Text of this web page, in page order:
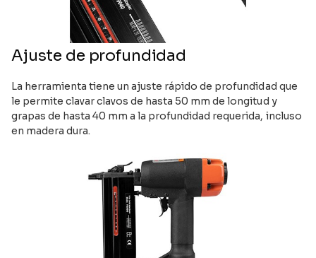
Ajuste de profundidad
La herramienta tiene un ajuste rápido de profundidad que
le permite clavar clavos de hasta 50 mm de longitud y
grapas de hasta 40 mm a la profundidad requerida, incluso
en madera dura.